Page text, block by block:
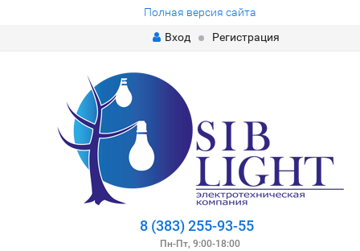
Полная версия сайта
Вход
Регистрация
8 (383) 255-93-55
Пн-Пт, 9:00-18:00